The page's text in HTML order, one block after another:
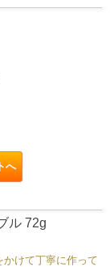
へ
ル 72g
かけて丁寧に作って